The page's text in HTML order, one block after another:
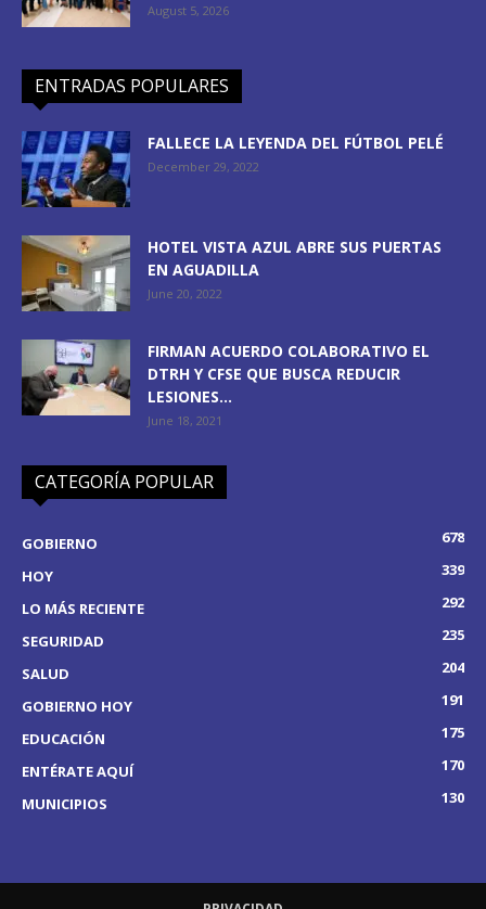
August 5, 2026
ENTRADAS POPULARES
FALLECE LA LEYENDA DEL FÚTBOL PELÉ
December 29, 2022
HOTEL VISTA AZUL ABRE SUS PUERTAS
EN AGUADILLA
June 20, 2022
FIRMAN ACUERDO COLABORATIVO EL
DTRH Y CFSE QUE BUSCA REDUCIR
LESIONES...
June 18, 2021
CATEGORÍA POPULAR
GOBIERNO
678
HOY
339
LO MÁS RECIENTE
292
SEGURIDAD
235
SALUD
204
GOBIERNO HOY
191
EDUCACIÓN
175
ENTÉRATE AQUÍ
170
MUNICIPIOS
130